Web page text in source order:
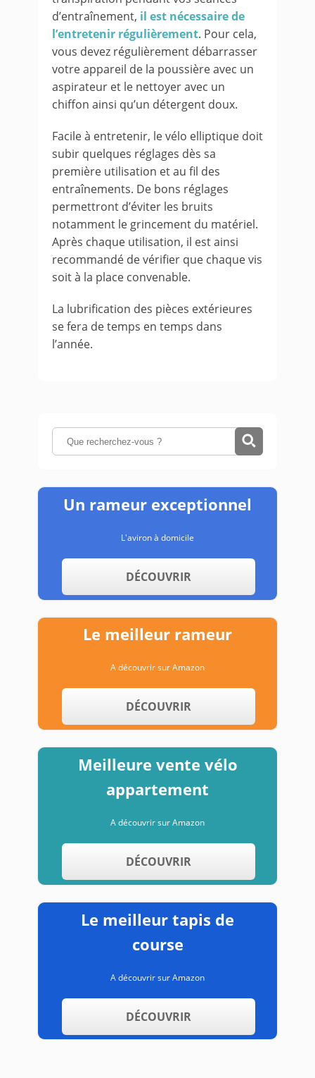
d’entraînement, il est nécessaire de
l’entretenir régulièrement. Pour cela,
vous devez régulièrement débarrasser
votre appareil de la poussière avec un
aspirateur et le nettoyer avec un
chiffon ainsi qu’un détergent doux.
Facile à entretenir, le vélo elliptique doit
subir quelques réglages dès sa
première utilisation et au fil des
entraînements. De bons réglages
permettront d’éviter les bruits
notamment le grincement du matériel.
Après chaque utilisation, il est ainsi
recommandé de vérifier que chaque vis
soit à la place convenable.
La lubrification des pièces extérieures
se fera de temps en temps dans
l’année.
Un rameur exceptionnel
L'aviron à domicile
DÉCOUVRIR
Le meilleur rameur
A découvrir sur Amazon
DÉCOUVRIR
Meilleure vente vélo
appartement
A découvrir sur Amazon
DÉCOUVRIR
Le meilleur tapis de
course
A découvrir sur Amazon
DÉCOUVRIR